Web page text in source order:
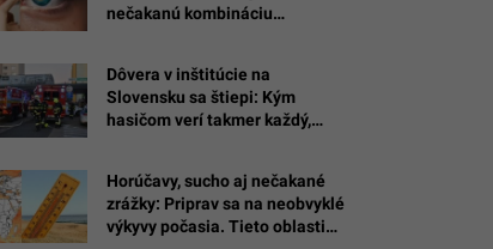
nečakanú kombináciu
Dôvera v inštitúcie na
Slovensku sa štiepi: Kým
hasičom verí takmer každý,
Horúčavy, sucho aj nečakané
zrážky: Priprav sa na neobvyklé
výkyvy počasia. Tieto oblasti